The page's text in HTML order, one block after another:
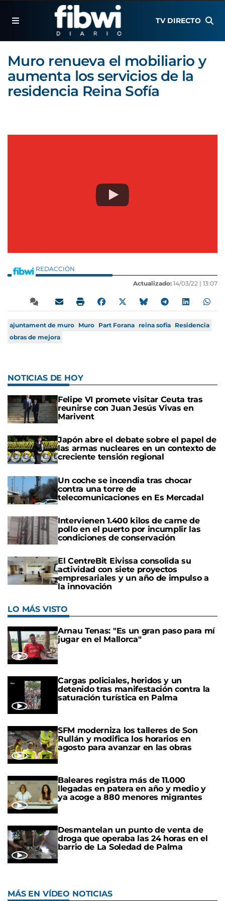
TV DIRECTO
Muro renueva el mobiliario y
aumenta los servicios de la
residencia Reina Sofía
REDACCIÓN
Actualizado: 14/03/22 | 13:07
ajuntament de muro Muro Part Forana reina sofia Residencia
obras de mejora
NOTICIAS DE HOY
Felipe VI promete visitar Ceuta tras
reunirse con Juan Jesús Vivas en
Marivent
Japón abre el debate sobre el papel de
las armas nucleares en un contexto de
creciente tensión regional
Un coche se incendia tras chocar
contra una torre de
telecomunicaciones en Es Mercadal
Intervienen 1.400 kilos de carne de
pollo en el puerto por incumplir las
condiciones de conservación
El CentreBit Eivissa consolida su
actividad con siete proyectos
empresariales y un año de impulso a
la innovación
LO MÁS VISTO
Arnau Tenas: "Es un gran paso para mí
jugar en el Mallorca"
Cargas policiales, heridos y un
detenido tras manifestación contra la
saturación turística en Palma
SFM moderniza los talleres de Son
Rullán y modifica los horarios en
agosto para avanzar en las obras
Baleares registra más de 11.000
llegadas en patera en año y medio y
ya acoge a 880 menores migrantes
Desmantelan un punto de venta de
droga que operaba las 24 horas en el
barrio de La Soledad de Palma
MÁS EN VÍDEO NOTICIAS